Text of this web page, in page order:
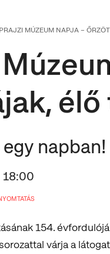
MÚZEUM NAPJA –
élő
napban!
18:00
154.
várja a